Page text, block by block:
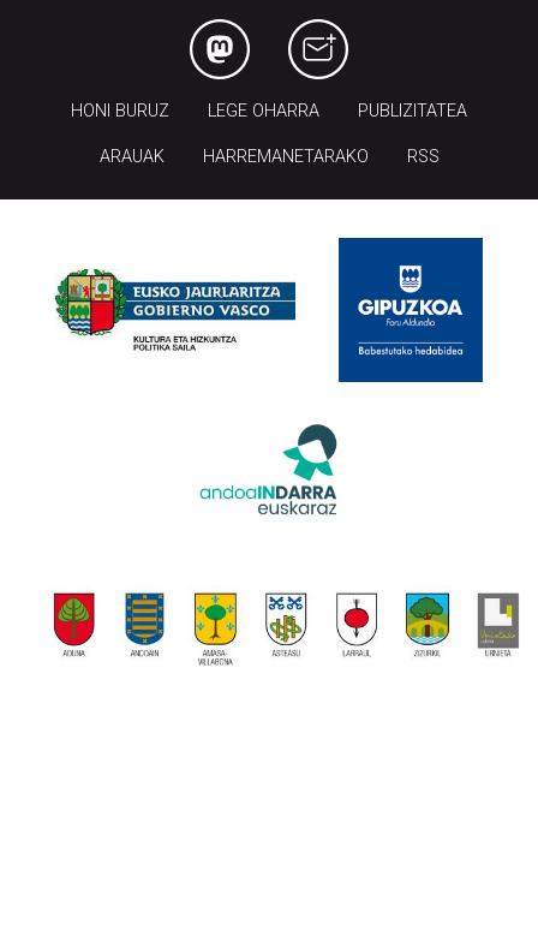
HONI BURUZ LEGE OHARRA PUBLIZITATEA
ARAUAK HARREMANETARAKO RSS